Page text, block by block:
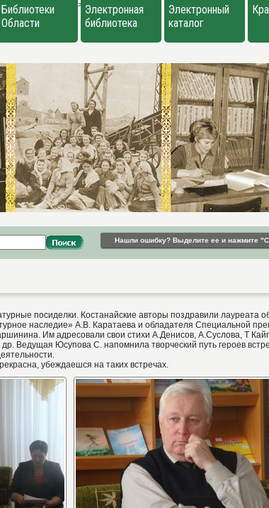
>
Библиотеки
Области
Электронная
библиотека
Электронный
каталог
Нашли ошибку? Выделите ее и нажмите
посиделки. Костанайские авторы поздравили лауреата
наследие» А.В. Каратаева и обладателя Специальной
Им адресовали свои стихи А.Денисов, А.Суслова, Т
Ведущая Юсупова С. напомнила творческий путь героев
убеждаешся на таких встречах.